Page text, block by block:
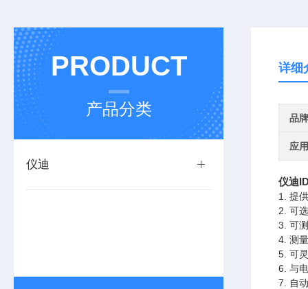
PRODUCT
产品分类
仪迪
详细
品牌
应
仪迪
1. 提供
2. 可
3. 可
4. 测
5. 可
6. 与
7. 自